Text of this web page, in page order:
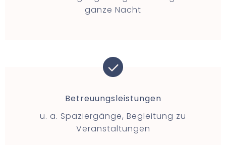
ganze Nacht
Betreuungsleistungen
u. a. Spaziergänge, Begleitung zu
Veranstaltungen